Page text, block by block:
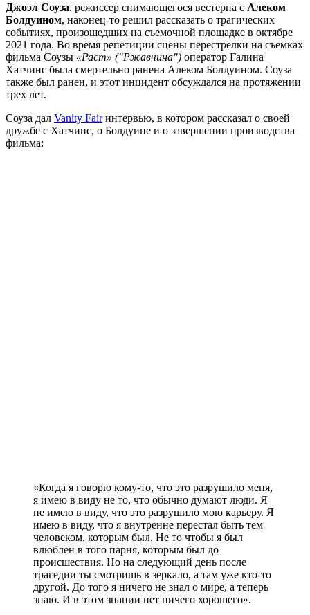
Джоэл Соуза, режиссер снимающегося вестерна с Алеком
Болдуином, наконец-то решил рассказать о трагических
событиях, произошедших на съемочной площадке в октябре
2021 года. Во время репетиции сцены перестрелки на съемках
фильма Соузы «Раст» ("Ржавчина") оператор Галина
Хатчинс была смертельно ранена Алеком Болдуином. Соуза
также был ранен, и этот инцидент обсуждался на протяжении
трех лет.
Соуза дал Vanity Fairинтервью, в котором рассказал о своей
дружбе с Хатчинс, о Болдуине и о завершении производства
фильма:
«Когда я говорю кому-то, что это разрушило меня,
я имею в виду не то, что обычно думают люди. Я
не имею в виду, что это разрушило мою карьеру. Я
имею в виду, что я внутренне перестал быть тем
человеком, которым был. Не то чтобы я был
влюблен в того парня, которым был до
происшествия. Но на следующий день после
трагедии ты смотришь в зеркало, а там уже кто-то
другой. До того я ничего не знал о мире, а теперь
знаю. И в этом знании нет ничего хорошего».